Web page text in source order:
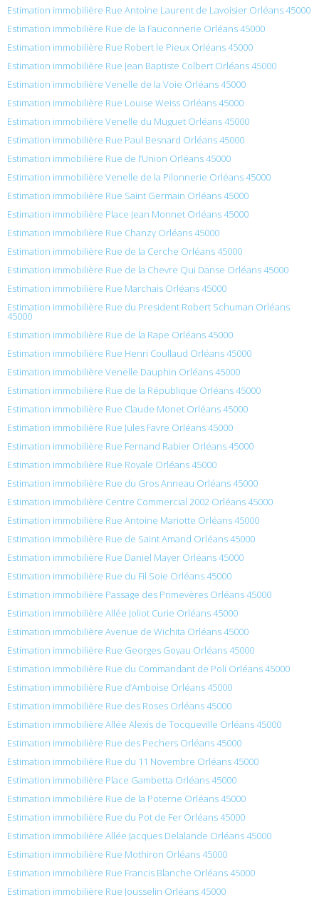
Estimation immobilière Rue Antoine Laurent de Lavoisier Orléans 45000
Estimation immobilière Rue de la Fauconnerie Orléans 45000
Estimation immobilière Rue Robert le Pieux Orléans 45000
Estimation immobilière Rue Jean Baptiste Colbert Orléans 45000
Estimation immobilière Venelle de la Voie Orléans 45000
Estimation immobilière Rue Louise Weiss Orléans 45000
Estimation immobilière Venelle du Muguet Orléans 45000
Estimation immobilière Rue Paul Besnard Orléans 45000
Estimation immobilière Rue de l’Union Orléans 45000
Estimation immobilière Venelle de la Pilonnerie Orléans 45000
Estimation immobilière Rue Saint Germain Orléans 45000
Estimation immobilière Place Jean Monnet Orléans 45000
Estimation immobilière Rue Chanzy Orléans 45000
Estimation immobilière Rue de la Cerche Orléans 45000
Estimation immobilière Rue de la Chevre Qui Danse Orléans 45000
Estimation immobilière Rue Marchais Orléans 45000
Estimation immobilière Rue du President Robert Schuman Orléans
45000
Estimation immobilière Rue de la Rape Orléans 45000
Estimation immobilière Rue Henri Coullaud Orléans 45000
Estimation immobilière Venelle Dauphin Orléans 45000
Estimation immobilière Rue de la République Orléans 45000
Estimation immobilière Rue Claude Monet Orléans 45000
Estimation immobilière Rue Jules Favre Orléans 45000
Estimation immobilière Rue Fernand Rabier Orléans 45000
Estimation immobilière Rue Royale Orléans 45000
Estimation immobilière Rue du Gros Anneau Orléans 45000
Estimation immobilière Centre Commercial 2002 Orléans 45000
Estimation immobilière Rue Antoine Mariotte Orléans 45000
Estimation immobilière Rue de Saint Amand Orléans 45000
Estimation immobilière Rue Daniel Mayer Orléans 45000
Estimation immobilière Rue du Fil Soie Orléans 45000
Estimation immobilière Passage des Primevères Orléans 45000
Estimation immobilière Allée Joliot Curie Orléans 45000
Estimation immobilière Avenue de Wichita Orléans 45000
Estimation immobilière Rue Georges Goyau Orléans 45000
Estimation immobilière Rue du Commandant de Poli Orléans 45000
Estimation immobilière Rue d’Amboise Orléans 45000
Estimation immobilière Rue des Roses Orléans 45000
Estimation immobilière Allée Alexis de Tocqueville Orléans 45000
Estimation immobilière Rue des Pechers Orléans 45000
Estimation immobilière Rue du 11 Novembre Orléans 45000
Estimation immobilière Place Gambetta Orléans 45000
Estimation immobilière Rue de la Poterne Orléans 45000
Estimation immobilière Rue du Pot de Fer Orléans 45000
Estimation immobilière Allée Jacques Delalande Orléans 45000
Estimation immobilière Rue Mothiron Orléans 45000
Estimation immobilière Rue Francis Blanche Orléans 45000
Estimation immobilière Rue Jousselin Orléans 45000